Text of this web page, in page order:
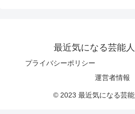
最近気になる芸能
プライバシーポリシー
運営者情報
© 2023 最近気になる芸